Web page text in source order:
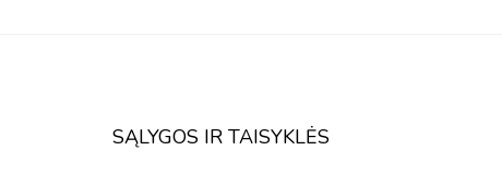
SĄLYGOS IR TAISYKLĖS